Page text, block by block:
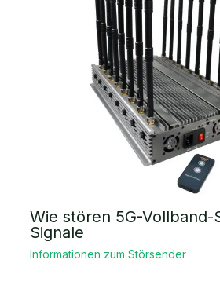
Wie stören 5G-Vollband-
Signale
Informationen zum Störsender